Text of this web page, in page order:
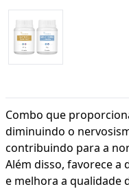
Combo que
diminuindo o
contribuindo para a
Além disso, favorece a
e melhora a qualidade